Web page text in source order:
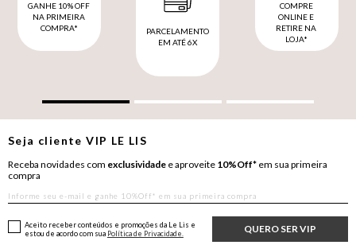
GANHE 10% OFF
NA PRIMEIRA
COMPRA*
PARCELAMENTO
EM ATÉ 6X
COMPRE
ONLINE E
RETIRE NA
LOJA*
Seja clienteVIP LE LIS
Receba novidades com exclusividade e aproveite 10%Off* em sua primeira
compra
QUERO SER VIP
Aceito receber conteúdos e promoções da Le Lis e
estou de acordo com sua Política de Privacidade.